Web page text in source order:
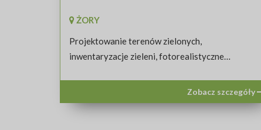
ŻORY
Projektowanie terenów zielonych,
inwentaryzacje zieleni, fotorealistyczne
Zobacz szczegóły